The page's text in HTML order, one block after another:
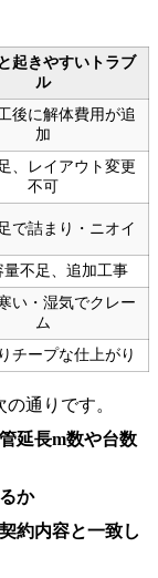
起きやすいトラブ
ル
後に解体費用が追
加
、レイアウト変更
不可
で詰まり・ニオイ
量不足、追加工事
い・湿気でクレー
ム
チープな仕上がり
通りです。
延長m数や台数
か
約内容と一致し